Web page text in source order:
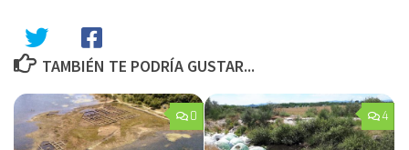
TAMBIÉN TE PODRÍA GUSTAR...
0 4